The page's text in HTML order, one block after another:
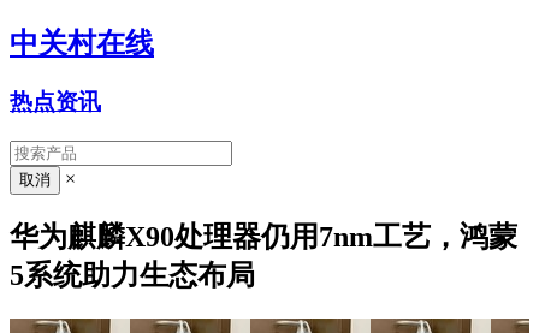
中关村在线
热点资讯
×
华为麒麟X90处理器仍用7nm工艺，鸿蒙
5系统助力生态布局